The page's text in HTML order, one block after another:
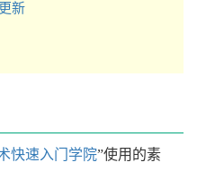
新
快速入门学院”使用的素